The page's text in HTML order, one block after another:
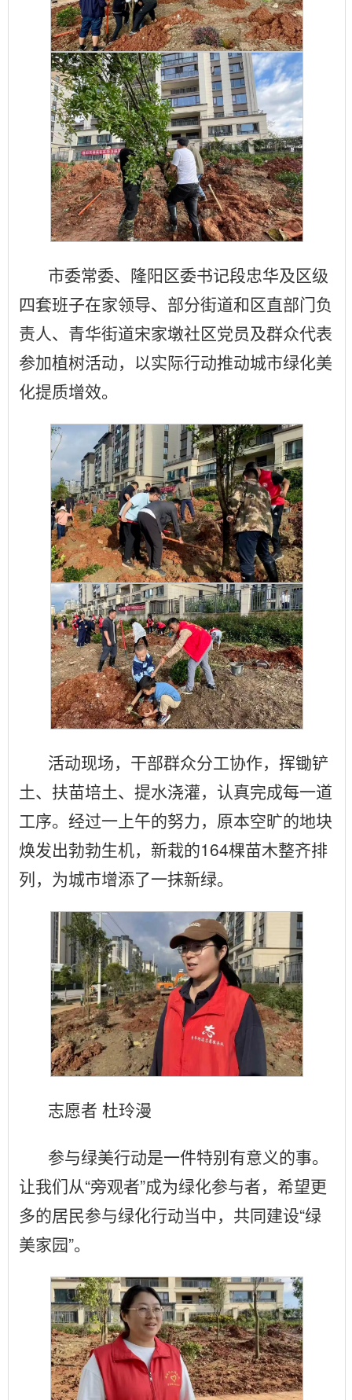
市委常委、隆阳区委书记段忠华及区级
四套班子在家领导、部分街道和区直部门负
责人、青华街道宋家墩社区党员及群众代表
参加植树活动，以实际行动推动城市绿化美
化提质增效。
活动现场，干部群众分工协作，挥锄铲
土、扶苗培土、提水浇灌，认真完成每一道
工序。经过一上午的努力，原本空旷的地块
焕发出勃勃生机，新栽的164棵苗木整齐排
列，为城市增添了一抹新绿。
志愿者 杜玲漫
参与绿美行动是一件特别有意义的事。
让我们从“旁观者”成为绿化参与者，希望更
多的居民参与绿化行动当中，共同建设“绿
美家园”。